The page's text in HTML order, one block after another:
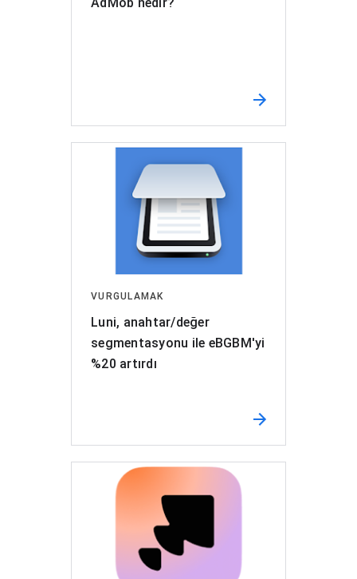
VURGULAMAK
Luni, anahtar/değer
segmentasyonu ile eBGBM'yi
%20 artırdı